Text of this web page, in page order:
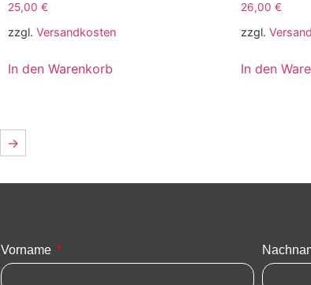
25,00€
zzgl.Versandkosten
In den Warenkorb
26,00€
zzgl.
In den
→
Vorname